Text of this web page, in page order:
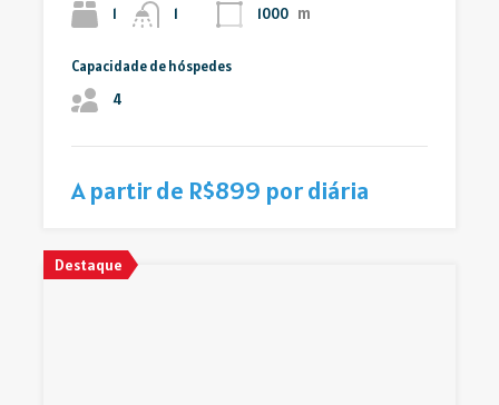
1
1
1000 m
Capacidade de hóspedes
4
A partir de R$899 por diária
Destaque